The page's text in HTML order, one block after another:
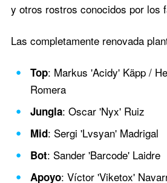
y otros rostros conocidos por los
Las completamente renovada
Top: Markus 'Acidy' Käpp /
Romera
Jungla: Oscar 'Nyx' Ruiz
Mid: Sergi 'Lvsyan' Madrigal
Bot: Sander 'Barcode' Laidre
Apoyo: Víctor 'Viketox'